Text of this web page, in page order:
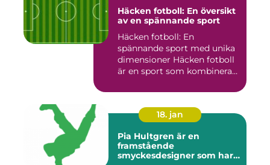
Häcken fotboll: En översikt
av en spännande sport
Häcken fotboll: En
spännande sport med unika
dimensioner Häcken fotboll
är en sport som kombinerar
18. jan
Pia Hultgren är en
framstående
smyckesdesigner som har